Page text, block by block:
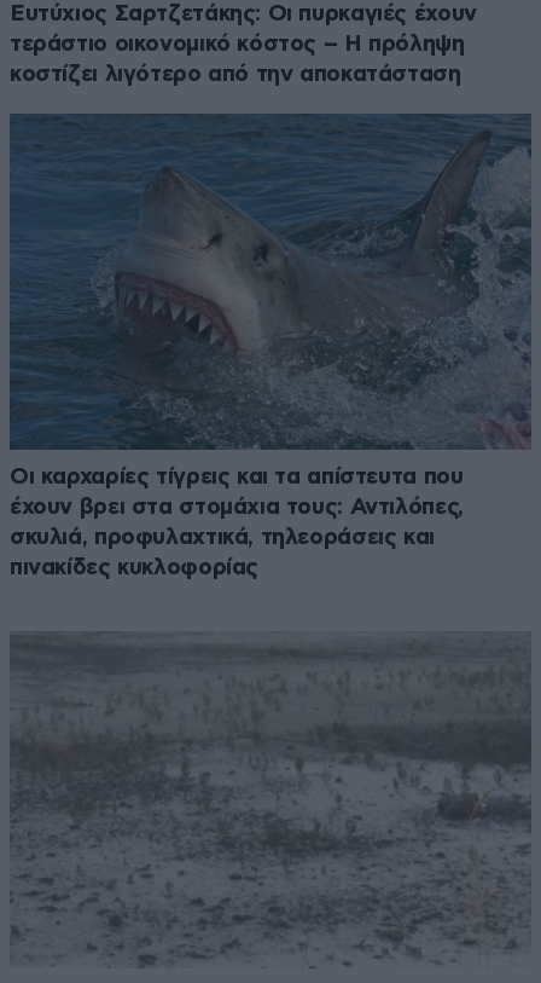
Ευτύχιος Σαρτζετάκης: Οι πυρκαγιές έχουν
τεράστιο οικονομικό κόστος – Η πρόληψη
κοστίζει λιγότερο από την αποκατάσταση
Οι καρχαρίες τίγρεις και τα απίστευτα που
έχουν βρει στα στομάχια τους: Αντιλόπες,
σκυλιά, προφυλαχτικά, τηλεοράσεις και
πινακίδες κυκλοφορίας